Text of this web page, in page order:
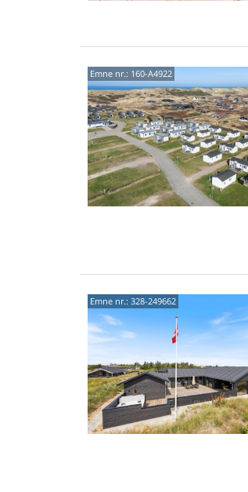
Emne nr.: 160-A4922
Emne nr.: 328-249662